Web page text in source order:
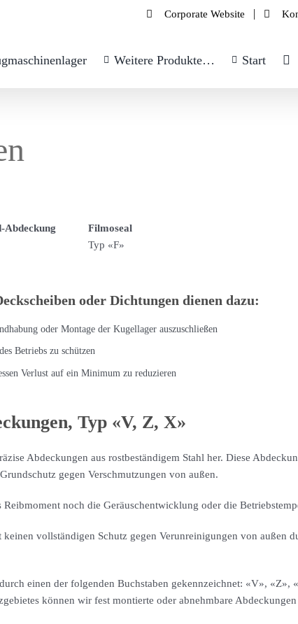
Corporate Website
Weitere Produkte… Start
Abdeckung
Filmoseal
Typ «F»
oder Dichtungen dienen dazu:
oder Montage der Kugellager auszuschließen
Betriebs zu schützen
Verlust auf ein Minimum zu reduzieren
Typ «V, Z, X»
Abdeckungen aus rostbeständigem Stahl her. Diese
gegen Verschmutzungen von außen.
noch die Geräuschentwicklung oder die
vollständigen Schutz gegen Verunreinigungen von außen
einen der folgenden Buchstaben gekennzeichnet: «V», «Z»,
können wir fest montierte oder abnehmbare